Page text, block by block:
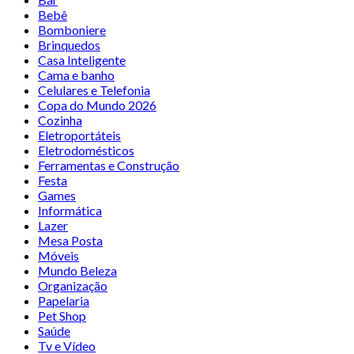
Bebê
Bomboniere
Brinquedos
Casa Inteligente
Cama e banho
Celulares e Telefonia
Copa do Mundo 2026
Cozinha
Eletroportáteis
Eletrodomésticos
Ferramentas e Construção
Festa
Games
Informática
Lazer
Mesa Posta
Móveis
Mundo Beleza
Organização
Papelaria
Pet Shop
Saúde
Tv e Vídeo